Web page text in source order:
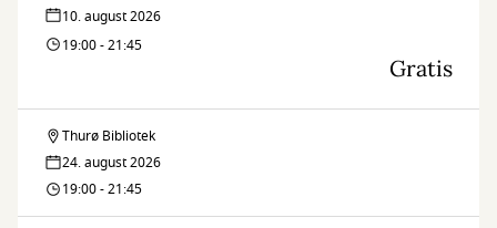
10. august 2026
19:00 - 21:45
Gratis
Thurø
pinde
Thurø Bibliotek
24. august 2026
19:00 - 21:45